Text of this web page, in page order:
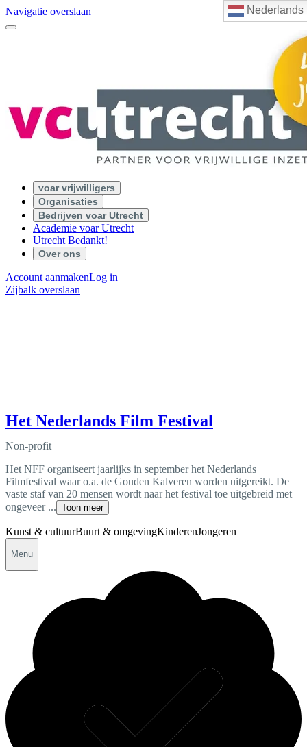
Nederlands
Navigatie overslaan
voar vrijwilligers
Organisaties
Bedrijven voar Utrecht
Academie voar Utrecht
Utrecht Bedankt!
Over ons
Account aanmakenLog in
Zijbalk overslaan
Het Nederlands Film Festival
Non-profit
Het NFF organiseert jaarlijks in september het Nederlands
Filmfestival waar o.a. de Gouden Kalveren worden uitgereikt. De
vaste staf van 20 mensen wordt naar het festival toe uitgebreid met
ongeveer ... Toon meer
Kunst & cultuurBuurt & omgevingKinderenJongeren
Menu